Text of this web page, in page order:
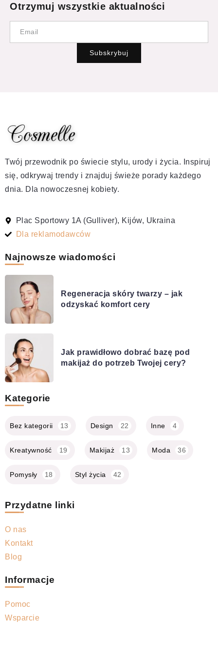
Otrzymuj wszystkie aktualności
Subskrybuj
Twój przewodnik po świecie stylu, urody i życia. Inspiruj
się, odkrywaj trendy i znajduj świeże porady każdego
dnia. Dla nowoczesnej kobiety.
Plac Sportowy 1A (Gulliver), Kijów, Ukraina
Dla reklamodawców
Najnowsze wiadomości
Regeneracja skóry twarzy – jak
odzyskać komfort cery
Jak prawidłowo dobrać bazę pod
makijaż do potrzeb Twojej cery?
Kategorie
Bez kategorii 13 Design 22 Inne 4
Kreatywność 19 Makijaż 13 Moda 36
Pomysły 18 Styl życia 42
Przydatne linki
O nas
Kontakt
Blog
Informacje
Pomoc
Wsparcie